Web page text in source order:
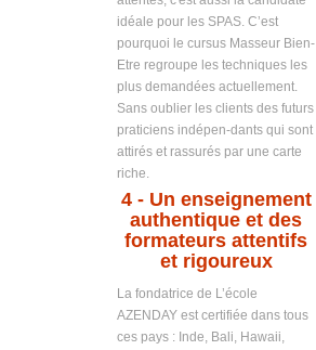
idéale pour les SPAS. C’est
pourquoi le cursus Masseur Bien-
Etre regroupe les techniques les
plus demandées actuellement.
Sans oublier les clients des futurs
praticiens indépen-dants qui sont
attirés et rassurés par une carte
riche.
4- Un enseignement
authentique et des
formateurs attentifs
et rigoureux
La fondatrice de L’école
AZENDAY est certifiée dans tous
ces pays : Inde, Bali, Hawaii,